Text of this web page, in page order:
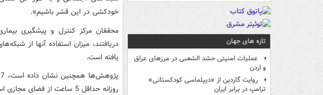
تازه های جهان
عملیات امنیتی حشد الشعبی در مرزهای عراق
و اردن
روایت گاردین از «دیپلماسی کودکستانی»
ترامپ در برابر ایران
خودکشی در این قشر باشیم».
محققان مرکز کنترل و پیشگیری
یافته است.
روزانه حداقل 5 ساعت از فضای مجازی استفاده می‌کنند.